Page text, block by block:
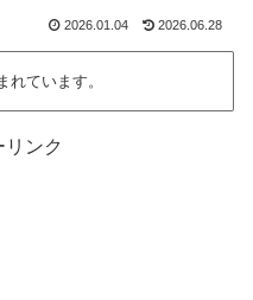
2026.01.04 2026.06.28
れています。
リンク